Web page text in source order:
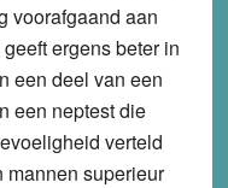
voorafgaand aan
ergens beter in
een deel van een
een neptest die
verteld
mannen superieur